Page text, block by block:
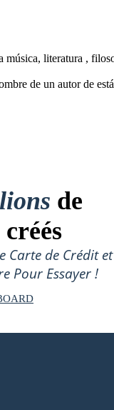
música, literatura ,
de un autor de está
de
Carte de Crédit et
Pour Essayer !